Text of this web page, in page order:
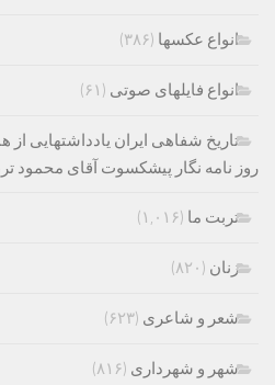
انواع عکسها (۳۸۶)
انواع فایلهای صوتی (۶۱)
تاریخ شفاهی ایران یادداشتهایی
روز نامه نگار پیشکسوت آقای محمود
تربت ما (۱,۰۱۶)
زنان (۸۲۰)
شعر و شاعری (۶۲۳)
شهر و شهرداری (۸۱۶)